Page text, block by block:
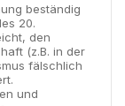
beständig
20.
den
(z.B. in der
fälschlich
und